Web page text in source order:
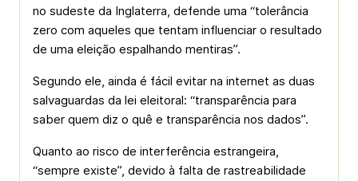
no sudeste da Inglaterra, defende uma “tolerância
zero com aqueles que tentam influenciar o resultado
de uma eleição espalhando mentiras”.
Segundo ele, ainda é fácil evitar na internet as duas
salvaguardas da lei eleitoral: “transparência para
saber quem diz o quê e transparência nos dados”.
Quanto ao risco de interferência estrangeira,
“sempre existe”, devido à falta de rastreabilidade